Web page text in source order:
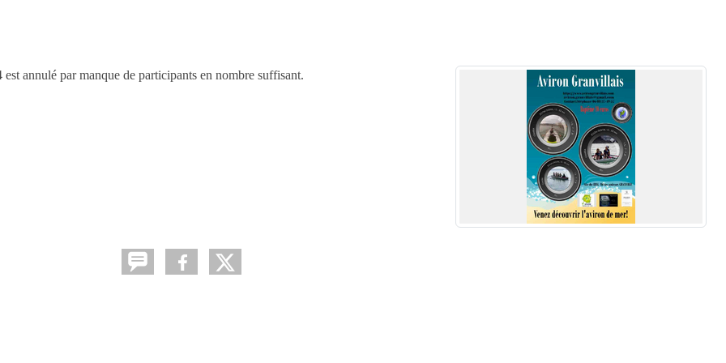
annulé par manque de participants en nombre suffisant.